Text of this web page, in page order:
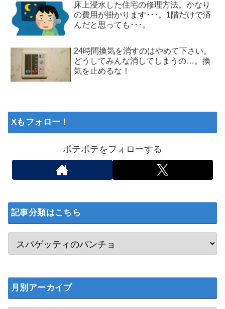
床上浸水した住宅の修理方法。かなり
の費用が掛かります･･･。1階だけで済
んだと思っても･･･。
24時間換気を消すのはやめて下さい。
どうしてみんな消してしまうの…。換
気を止めるな！
Xもフォロー！
ポテポテをフォローする
記事分類はこちら
月別アーカイブ